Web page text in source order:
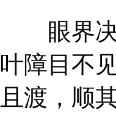
眼界决
叶障目不
且渡，顺